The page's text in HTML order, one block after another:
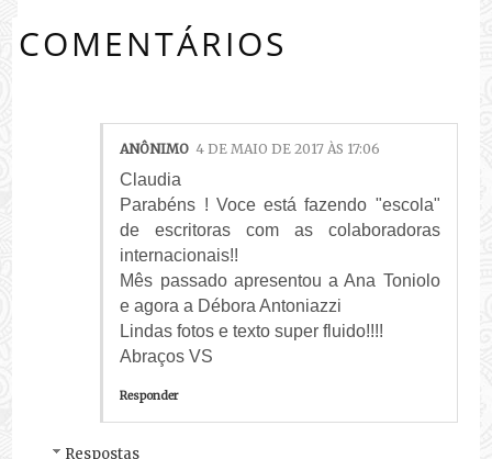
COMENTÁRIOS
ANÔNIMO 4 DE MAIO DE 2017 ÀS 17:06
Claudia
Parabéns ! Voce está fazendo "escola"
de escritoras com as colaboradoras
internacionais!!
Mês passado apresentou a Ana Toniolo
e agora a Débora Antoniazzi
Lindas fotos e texto super fluido!!!!
Abraços VS
Responder
Respostas